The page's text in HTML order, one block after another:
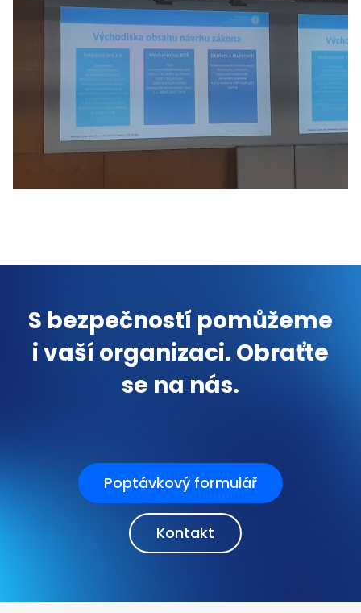
S bezpečností pomůžeme
i vaší organizaci. Obraťte
se na nás.
Poptávkový formulář
Kontakt